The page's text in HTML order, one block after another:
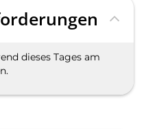
dieses Tages am